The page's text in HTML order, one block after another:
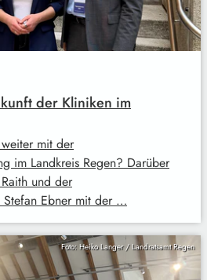
der Kliniken im
mit der
im Landkreis Regen? Darüber
und der
Stefan Ebner mit der …
Foto: Heiko Langer / Landratsamt Regen